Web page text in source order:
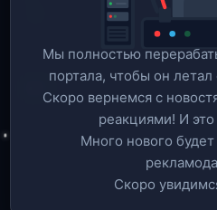
Мы полностью
портала, чтобы он
Скоро вернемся c
реакциями! И
Много нового
Скоро